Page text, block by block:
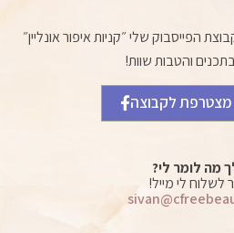
הפייסבוק שלי ״קניות איפור אונליין״
והטבות שוות!
לקבוצה
מה לומר לי?
לשלוח לי מייל!